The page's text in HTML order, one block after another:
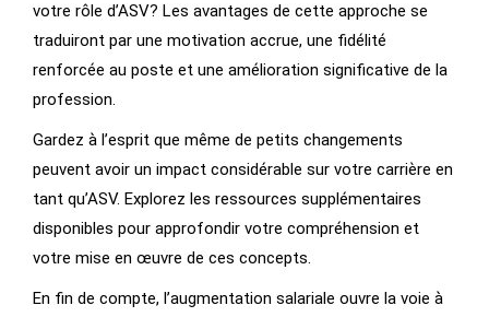
votre rôle d’ASV? Les avantages de cette approche se
traduiront par une motivation accrue, une fidélité
renforcée au poste et une amélioration significative de la
profession.
Gardez à l’esprit que même de petits changements
peuvent avoir un impact considérable sur votre carrière en
tant qu’ASV. Explorez les ressources supplémentaires
disponibles pour approfondir votre compréhension et
votre mise en œuvre de ces concepts.
En fin de compte, l’augmentation salariale ouvre la voie à